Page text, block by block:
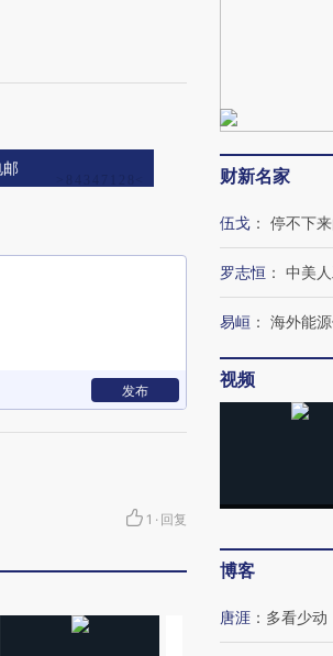
邮
发布
1 · 回复
财新名家
伍戈 ： 停不下
罗志恒 ： 中美
易峘 ： 海外能
视频
博客
唐涯 ： 多看少动